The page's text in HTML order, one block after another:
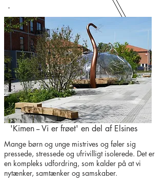
-
'Kimen -- Vi er frøet' en del af Elsines
Mange børn og unge mistrives og føler sig
pressede, stressede og ufrivilligt isolerede. Det er
en kompleks udfordring, som kalder på at vi
nytænker, samtænker og samskaber.